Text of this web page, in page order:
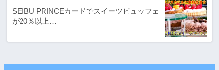
SEIBU PRINCEカードでスイーツビュッフェ
が20％以上…